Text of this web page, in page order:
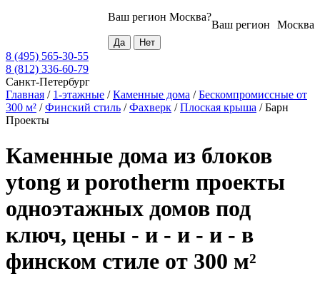
Москва
Ваш регион
Ваш регион Москва?
8 (495) 565-30-55
8 (812) 336-60-79
Санкт-Петербург
Главная / 1-этажные /Каменные дома /Бескомпромиссные от
300 м² /Финский стиль /Фахверк /Плоская крыша /Барн
Проекты
Каменные дома из блоков
ytong и porotherm проекты
одноэтажных домов под
ключ, цены - и - и - и - в
финском стиле от 300 м²